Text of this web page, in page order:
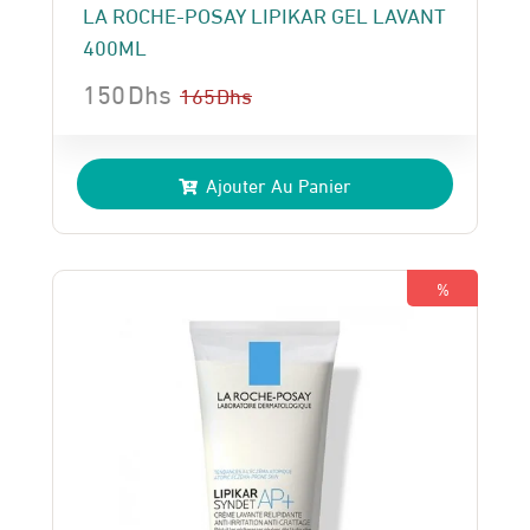
LA ROCHE-POSAY LIPIKAR GEL LAVANT
400ML
165Dhs
prix
initial
était :
165 Dhs.
150Dhs
prix
actuel
est :
150 Dhs.
Ajouter Au Panier
%